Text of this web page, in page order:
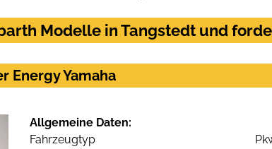
Modelle in Tangstedt und
Energy Yamaha
Allgemeine Daten:
Fahrzeugtyp